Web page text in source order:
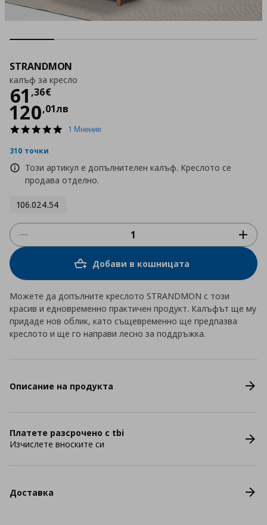
STRANDMON
калъф за кресло
61 ,36€
Цена
120,01лв
5.01 Мнение
310 точки
Този артикул е допълнителен калъф. Креслото се
продава отделно.
106.024.54
Добави в кошницата
Можете да допълните креслото STRANDMON с този
красив и едновременно практичен продукт. Калъфът ще му
придаде нов облик, като същевременно ще предпазва
креслото и ще го направи лесно за поддръжка.
Описание на продукта
Платете разсрочено с tbi
Изчислете вноските си
Доставка